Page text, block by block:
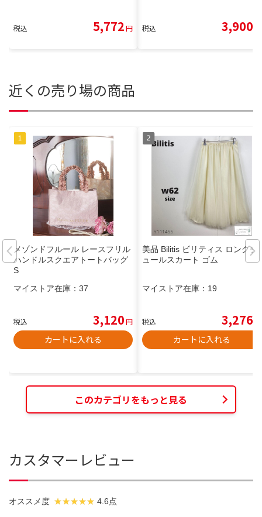
税込 5,772円 税込 3,900
近くの売り場の商品
メゾンドフルール レースフリル
ハンドルスクエアトートバッグ
S
マイストア在庫： 37
税込 3,120円
カートに入れる
美品 Bilitis ビリティス ロングチ
ュールスカート ゴム
マイストア在庫： 19
税込 3,276
カートに入れる
このカテゴリをもっと見る
カスタマーレビュー
オススメ度 4.6点